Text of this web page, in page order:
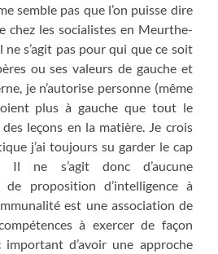
semble pas que l’on puisse dire
chez les socialistes en Meurthe-
s’agit pas pour qui que ce soit
ou ses valeurs de gauche et
je n’autorise personne (même
plus à gauche que tout le
leçons en la matière. Je crois
j’ai toujours su garder le cap
Il ne s’agit donc d’aucune
de proposition d’intelligence à
est une association de
à exercer de façon
d’avoir une approche